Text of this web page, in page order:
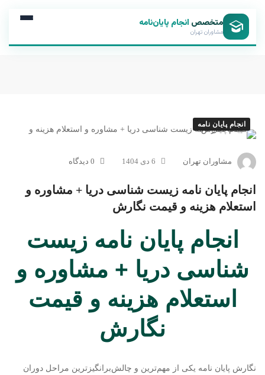
متخصص انجام پایان‌نامه
مشاوران تهران
انجام پایان نامه
مشاوران تهران 6 دی 1404 0 دیدگاه
انجام پایان نامه زیست شناسی دریا + مشاوره و
استعلام هزینه و قیمت نگارش
انجام پایان نامه زیست
شناسی دریا + مشاوره و
استعلام هزینه و قیمت
نگارش
نگارش پایان نامه یکی از مهم‌ترین و چالش‌برانگیزترین مراحل دوران